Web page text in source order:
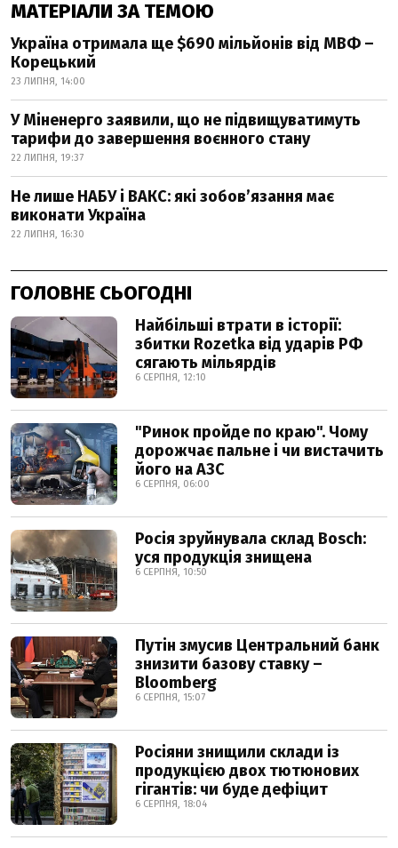
МАТЕРІАЛИ ЗА ТЕМОЮ
Україна отримала ще $690 мільйонів від МВФ –
Корецький
23 ЛИПНЯ, 14:00
У Міненерго заявили, що не підвищуватимуть
тарифи до завершення воєнного стану
22 ЛИПНЯ, 19:37
Не лише НАБУ і ВАКС: які зобов’язання має
виконати Україна
22 ЛИПНЯ, 16:30
ГОЛОВНЕ СЬОГОДНІ
Найбільші втрати в історії:
збитки Rozetka від ударів РФ
сягають мільярдів
6 СЕРПНЯ, 12:10
"Ринок пройде по краю". Чому
дорожчає пальне і чи вистачить
його на АЗС
6 СЕРПНЯ, 06:00
Росія зруйнувала склад Bosch:
уся продукція знищена
6 СЕРПНЯ, 10:50
Путін змусив Центральний банк
знизити базову ставку –
Bloomberg
6 СЕРПНЯ, 15:07
Росіяни знищили склади із
продукцією двох тютюнових
гігантів: чи буде дефіцит
6 СЕРПНЯ, 18:04